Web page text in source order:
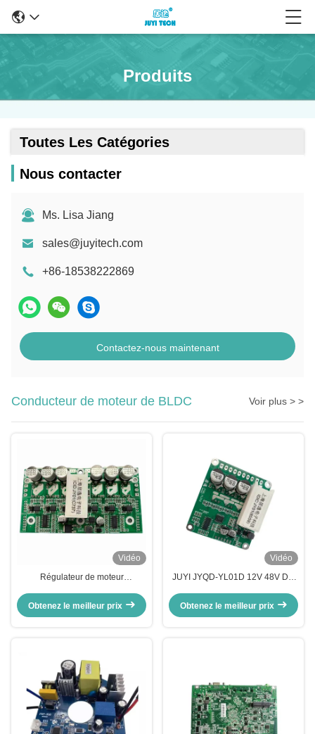
Produits
Toutes Les Catégories
Nous contacter
Ms. Lisa Jiang
sales@juyitech.com
+86-18538222869
Contactez-nous maintenant
Conducteur de moteur de BLDC Voir plus > >
Vidéo
Régulateur de moteur
régulation de la vitesse PWM
Obtenez le meilleur prix
Vidéo
JUYI JYQD-YL01D 12V 48V DC
moteur carte de pilotage fonction
de freinage contrôle rapide
Obtenez le meilleur prix